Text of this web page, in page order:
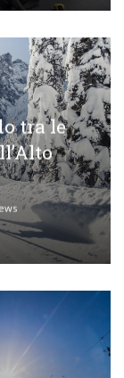
tra le